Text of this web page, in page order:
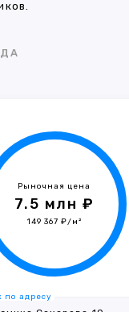
Рыночная цена
7.5 млн ₽
149 367 ₽/м²
по адресу